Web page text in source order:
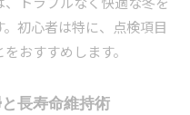
初心者は特に、点検項目
おすすめします。
長寿命維持術